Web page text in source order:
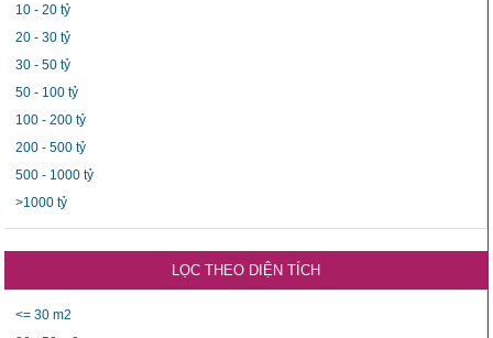
10 - 20 tỷ
20 - 30 tỷ
30 - 50 tỷ
50 - 100 tỷ
100 - 200 tỷ
200 - 500 tỷ
500 - 1000 tỷ
>1000 tỷ
LỌC THEO DIỆN TÍCH
<= 30 m2